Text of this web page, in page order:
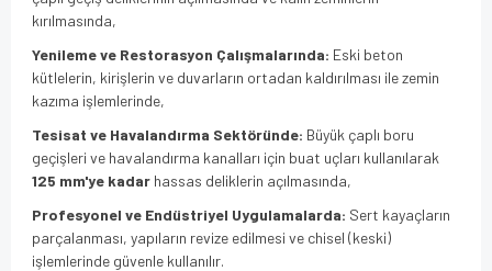
kırılmasında,
Yenileme ve Restorasyon Çalışmalarında: Eski beton
kütlelerin, kirişlerin ve duvarların ortadan kaldırılması ile zemin
kazıma işlemlerinde,
Tesisat ve Havalandırma Sektöründe: Büyük çaplı boru
geçişleri ve havalandırma kanalları için buat uçları kullanılarak
125 mm'ye kadar hassas deliklerin açılmasında,
Profesyonel ve Endüstriyel Uygulamalarda: Sert kayaçların
parçalanması, yapıların revize edilmesi ve chisel (keski)
işlemlerinde güvenle kullanılır.